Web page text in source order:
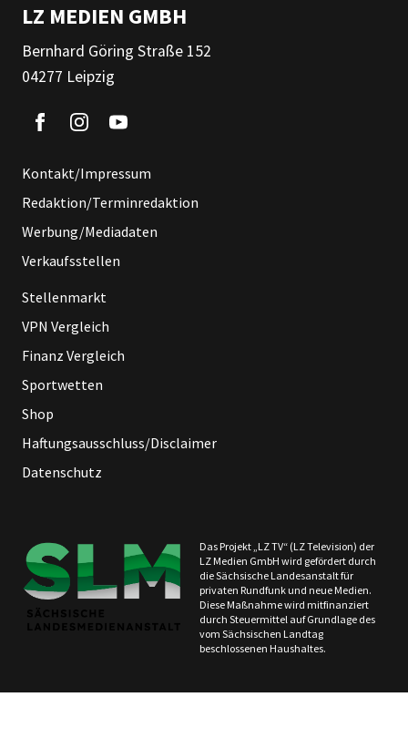
LZ MEDIEN GMBH
Bernhard Göring Straße 152
04277 Leipzig
Kontakt/Impressum
Redaktion/Terminredaktion
Werbung/Mediadaten
Verkaufsstellen
Stellenmarkt
VPN Vergleich
Finanz Vergleich
Sportwetten
Shop
Haftungsausschluss/Disclaimer
Datenschutz
Das Projekt „LZ TV“ (LZ Television) der
LZ Medien GmbH wird gefördert durch
die Sächsische Landesanstalt für
privaten Rundfunk und neue Medien.
Diese Maßnahme wird mitfinanziert
durch Steuermittel auf Grundlage des
vom Sächsischen Landtag
beschlossenen Haushaltes.